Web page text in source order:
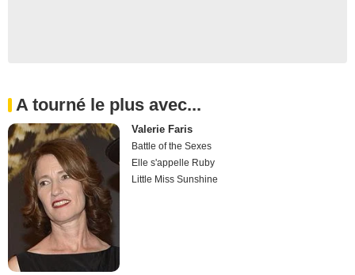
A tourné le plus avec...
Valerie Faris
Battle of the Sexes
Elle s'appelle Ruby
Little Miss Sunshine